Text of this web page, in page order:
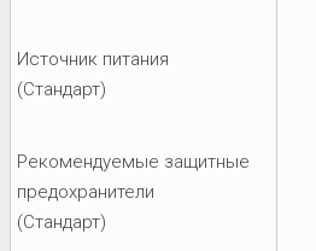
Источник питания
(Стандарт)
Рекомендуемые защитные
предохранители
(Стандарт)